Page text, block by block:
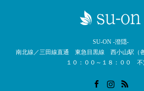
SU-ON -澄隠-
南北線／三田線直通 東急目黒線 西小山駅（
１０：００～１８：００ 不